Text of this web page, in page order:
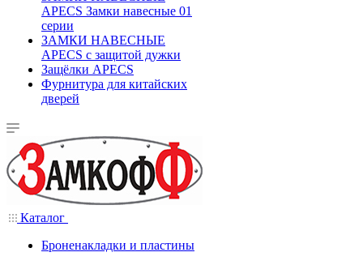
APECS Замки навесные 01
серии
ЗАМКИ НАВЕСНЫЕ
APECS с защитой дужки
Защёлки APECS
Фурнитура для китайских
дверей
Каталог
Броненакладки и пластины